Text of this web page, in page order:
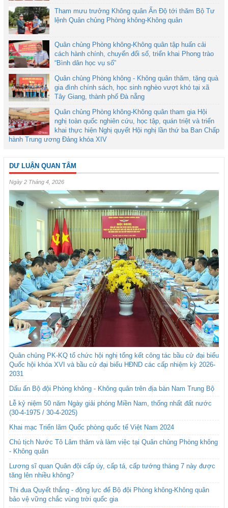
Tham mưu trưởng Không quân Ấn Độ tới thăm Bộ Tư
lệnh Quân chủng Phòng không-Không quân
Quân chủng Phòng không-Không quân tập huấn cải
cách hành chính, chuyển đổi số, triển khai Phong trào
“Bình dân học vụ số”
Quân chủng Phòng không - Không quân thăm, tặng quà
gia đình chính sách, học sinh nghèo vượt khó tại xã
Tây Giang, thành phố Đà nẵng
Quân chủng Phòng không-Không quân tham gia Hội
nghị toàn quốc nghiên cứu, học tập, quán triệt và triển
khai thực hiện Nghị quyết Hội nghị lần thứ ba Ban Chấp
hành Trung ương Đảng khóa XIV
DƯ LUẬN QUAN TÂM
Ngày 2 Tháng 4, 2026
Quân chủng PK-KQ tổ chức hội nghị tổng kết công tác bầu cử đại biểu
Quốc hội khóa XVI và bầu cử đại biểu HĐND các cấp nhiệm kỳ 2026-
2031
Dấu ấn Bộ đội Phòng không - Không quân trên địa bàn Nam Trung Bộ
Lễ kỷ niệm 50 năm Ngày giải phóng Miền Nam, thống nhất đất nước
(30-4-1975 / 30-4-2025)
Khai mạc Triển lãm Quốc phòng quốc tế Việt Nam 2024
Chủ tịch Nước Tô Lâm thăm và làm việc tại Quân chủng Phòng không
- Không quân
Lương sĩ quan Quân đội cấp úy, cấp tá, cấp tướng tháng 7 này được
tăng lên nhiều không?
Thi đua Quyết thắng - động lực để Bộ đội Phòng không-Không quân
bảo vệ vững chắc vùng trời quốc gia